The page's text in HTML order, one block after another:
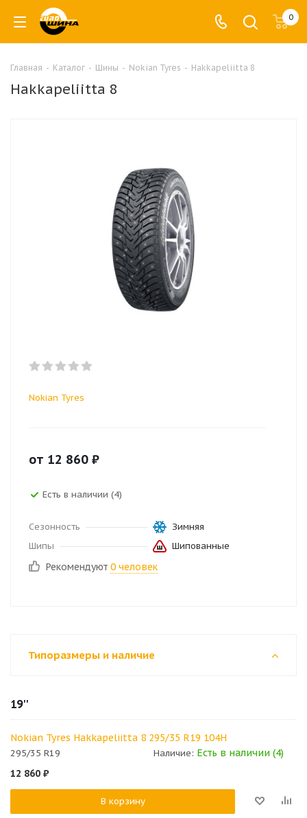
0
Главная - Каталог - Шины - Nokian Tyres - Hakkapeliitta 8
Hakkapeliitta 8
Nokian Tyres
от 12 860 ₽
Есть в наличии (4)
Сезонность
Зимняя
Шипы
Шипованные
Рекомендуют 0 человек
Типоразмеры и наличие
19''
Nokian Tyres Hakkapeliitta 8 295/35 R19 104H
295/35 R19 Наличие: Есть в наличии (4)
12 860 ₽
В корзину